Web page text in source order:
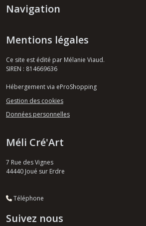
Navigation
Mentions légales
Ce site est édité par Mélanie Viaud.
SIREN : 814669636
Hébergement via eProShopping
Gestion des cookies
Données personnelles
Méli Cré'Art
7 Rue des Vignes
44440 Joué sur Erdre
Téléphone
Suivez nous